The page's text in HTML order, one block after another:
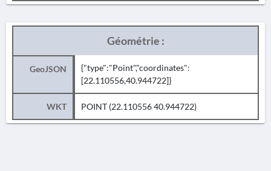
Géométrie :
GeoJSON
{"type":"Point","coordinates":
[22.110556,40.944722]}
WKT POINT (22.110556 40.944722)